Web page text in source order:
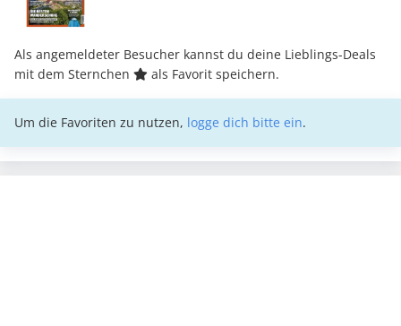
Als angemeldeter Besucher kannst du deine Lieblings-Deals
mit dem Sternchen
als Favorit speichern.
Um die Favoriten zu nutzen, logge dich bitte ein.